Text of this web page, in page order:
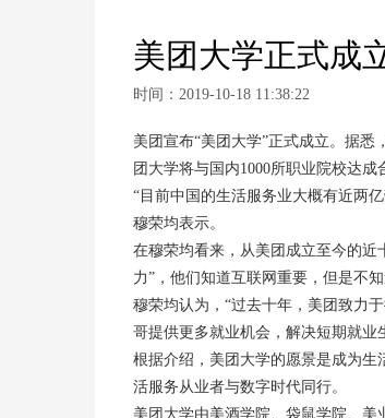
美团大学正式成
时间：2019-10-18 11:38:22
美团宣布“美团大学”正式成立。据
团大学将与国内1000所职业院校达成
“目前中国的生活服务业大概有近两
穆荣均表示。
在穆荣均看来，从美团成立至今的近
力”，他们知道互联网重要，但是不
穆荣均认为，“过去十年，美团致力
哥提供更多就业机会，解决短期就
根据介绍，美团大学的愿景是成为生
活服务从业者与数字时代同行。
美团大学由美酒学院、袋鼠学院、美